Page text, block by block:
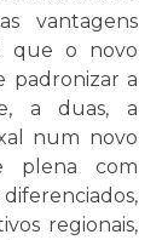
vantagens
que o novo
padronizar a
a duas, a
num novo
plena com
regionais,